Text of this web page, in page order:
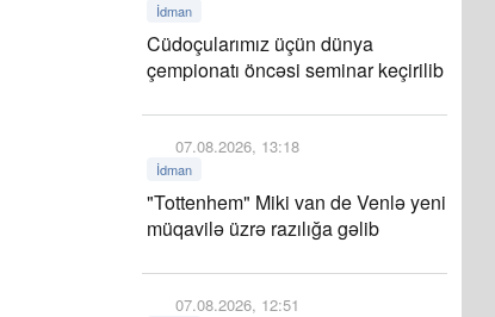
İdman
Cüdoçularımız üçün dünya
çempionatı öncəsi seminar keçirilib
07.08.2026, 13:18
İdman
"Tottenhem" Miki van de Venlə yeni
müqavilə üzrə razılığa gəlib
07.08.2026, 12:51